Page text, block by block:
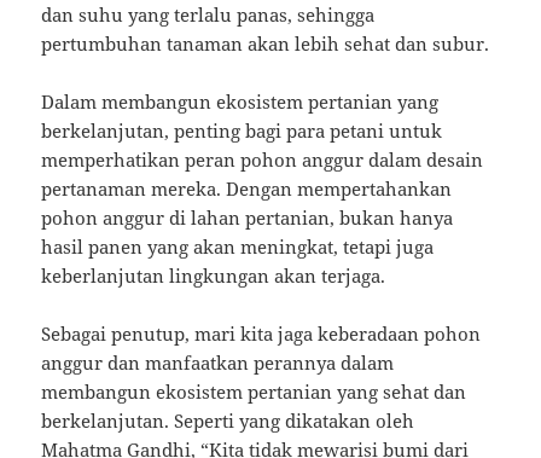
dan suhu yang terlalu panas, sehingga
pertumbuhan tanaman akan lebih sehat dan subur.
Dalam membangun ekosistem pertanian yang
berkelanjutan, penting bagi para petani untuk
memperhatikan peran pohon anggur dalam desain
pertanaman mereka. Dengan mempertahankan
pohon anggur di lahan pertanian, bukan hanya
hasil panen yang akan meningkat, tetapi juga
keberlanjutan lingkungan akan terjaga.
Sebagai penutup, mari kita jaga keberadaan pohon
anggur dan manfaatkan perannya dalam
membangun ekosistem pertanian yang sehat dan
berkelanjutan. Seperti yang dikatakan oleh
Mahatma Gandhi, “Kita tidak mewarisi bumi dari